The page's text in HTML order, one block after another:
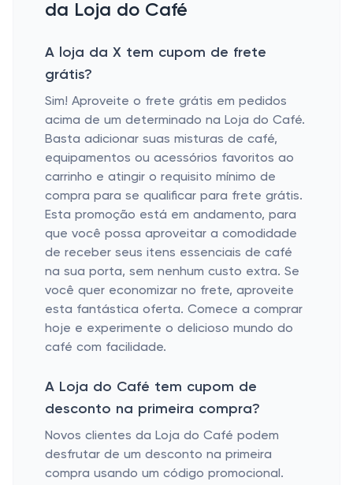
da Loja do Café
A loja da X tem cupom de frete
grátis?
Sim! Aproveite o frete grátis em pedidos
acima de um determinado na Loja do Café.
Basta adicionar suas misturas de café,
equipamentos ou acessórios favoritos ao
carrinho e atingir o requisito mínimo de
compra para se qualificar para frete grátis.
Esta promoção está em andamento, para
que você possa aproveitar a comodidade
de receber seus itens essenciais de café
na sua porta, sem nenhum custo extra. Se
você quer economizar no frete, aproveite
esta fantástica oferta. Comece a comprar
hoje e experimente o delicioso mundo do
café com facilidade.
A Loja do Café tem cupom de
desconto na primeira compra?
Novos clientes da Loja do Café podem
desfrutar de um desconto na primeira
compra usando um código promocional.